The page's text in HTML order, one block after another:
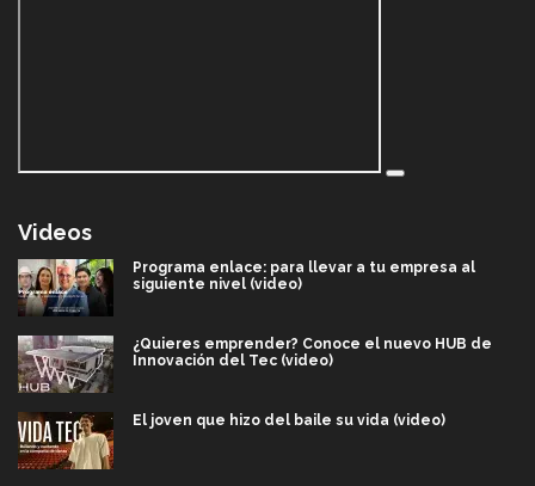
Videos
Programa enlace: para llevar a tu empresa al
siguiente nivel (video)
¿Quieres emprender? Conoce el nuevo HUB de
Innovación del Tec (video)
El joven que hizo del baile su vida (video)